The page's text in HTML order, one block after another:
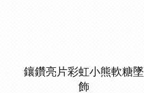
鑲鑽亮片彩虹小熊軟糖墜
飾